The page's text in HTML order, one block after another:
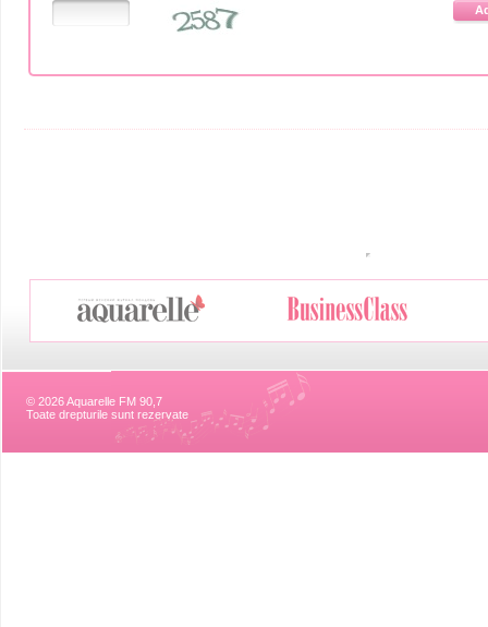
© 2026 Aquarelle FM 90,7
Toate drepturile sunt rezervate